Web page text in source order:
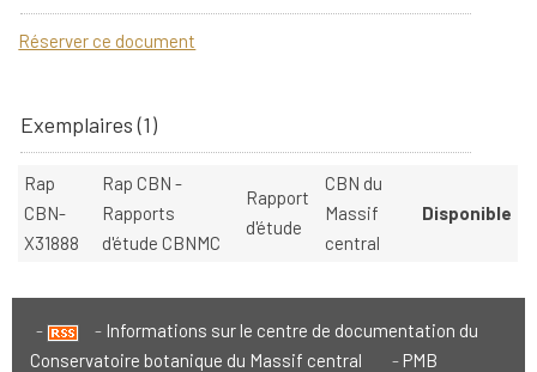
Réserver ce document
Exemplaires (1)
Rap
CBN-
X31888
Rap CBN -
Rapports
d'étude CBNMC
Rapport
d'étude
CBN du
Massif
central
Disponible
Informations sur le centre de documentation du
Conservatoire botanique du Massif central
PMB